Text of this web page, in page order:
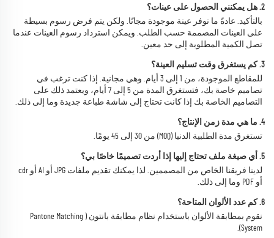
2. هل يمكنني الحصول على عينات؟
تصل الكمية المطلوبة إلى حد معين.
3. كم يستغرق وقت تسليم العينة؟
التصاميم الخاصة بك إذا كانت تحتاج إلى شاشة طباعة جديدة وما إلى ذلك.
4. ما هي مدة زمن الإنتاج؟
تستغرق مدة الطلبية الدنيا (MOQ) من 30 إلى 45 يومًا.
5. أي صيغة ملف تحتاج إليها إذا أردت تصميمًا خاصًا بي؟
أو PDF وما إلى ذلك.
6. كم عدد الألوان المتاحة؟
نقوم بمطابقة الألوان باستخدام نظام مطابقة بانتون (Pantone Matching
System).